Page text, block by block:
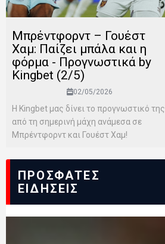
Μπρέντφορντ – Γουέστ
Χαμ: Παίζει μπάλα και η
φόρμα - Προγνωστικά by
Kingbet (2/5)
02/05/2026
Η Kingbet μας δίνει το προγνωστικό της
από τη σημερινή μάχη ανάμεσα σε
Μπρέντφορντ και Γουέστ Χαμ!
ΠΡΟΣΦΑΤΕΣ
ΕΙΔΗΣΕΙΣ